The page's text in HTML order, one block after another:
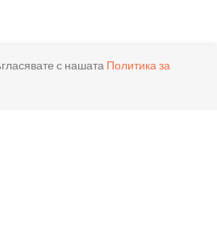
с нашата Политика за